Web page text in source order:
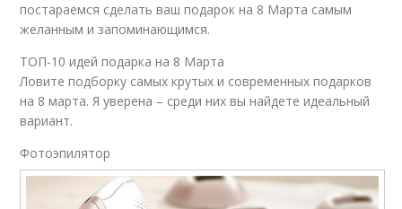
постараемся сделать ваш подарок на 8 Марта самым
желанным и запоминающимся.
ТОП-10 идей подарка на 8 Марта
Ловите подборку самых крутых и современных подарков
на 8 марта. Я уверена – среди них вы найдете идеальный
вариант.
Фотоэпилятор